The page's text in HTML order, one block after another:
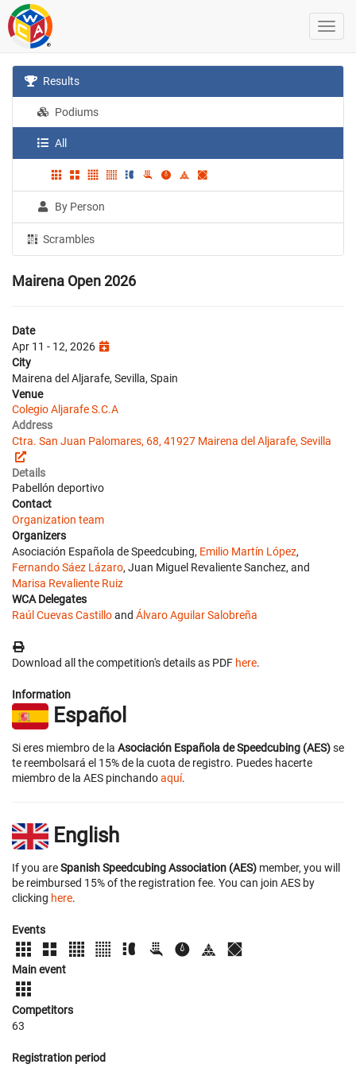
Results
Podiums
All
By Person
Scrambles
Mairena Open 2026
Date
Apr 11 - 12, 2026
City
Mairena del Aljarafe, Sevilla, Spain
Venue
Colegio Aljarafe S.C.A
Address
Ctra. San Juan Palomares, 68, 41927 Mairena del Aljarafe, Sevilla
Details
Pabellón deportivo
Contact
Organization team
Organizers
Asociación Española de Speedcubing, Emilio Martín López,
Fernando Sáez Lázaro, Juan Miguel Revaliente Sanchez, and
Marisa Revaliente Ruiz
WCA Delegates
Raúl Cuevas Castilloand Álvaro Aguilar Salobreña
Download all the competition's details as PDF here.
Information
Español
Si eres miembro de la Asociación Española de Speedcubing (AES)se
te reembolsará el 15% de la cuota de registro. Puedes hacerte
miembro de la AES pinchandoaquí.
English
If you areSpanish Speedcubing Association (AES) member, you will
be reimbursed 15% of the registration fee. You can join AES by
clicking here.
Events
Main event
Competitors
63
Registration period